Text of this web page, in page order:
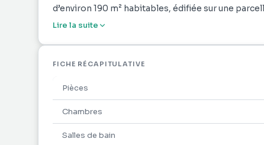
d’environ 190 m² habitables, édifiée sur une
directement avec la varangue, idéale pour
Ce niveau comprend également trois chambres,
rénovée ainsi qu’un WC indépendant. Une
d’aménagement : chambre supplémentaire,
Lire la suite
FICHE RÉCAPITULATIVE
Pièces
Chambres
Salles de bain